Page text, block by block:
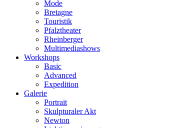
Mode
Bretagne
Touristik
Pfalztheater
Rheinberger
Multimediashows
Workshops
Basic
Advanced
Expedition
Galerie
Portrait
Skulpturaler Akt
Newton